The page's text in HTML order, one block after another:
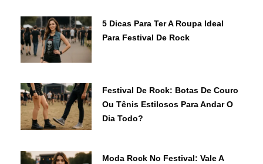
5 Dicas Para Ter A Roupa Ideal
Para Festival De Rock
Festival De Rock: Botas De Couro
Ou Tênis Estilosos Para Andar O
Dia Todo?
Moda Rock No Festival: Vale A